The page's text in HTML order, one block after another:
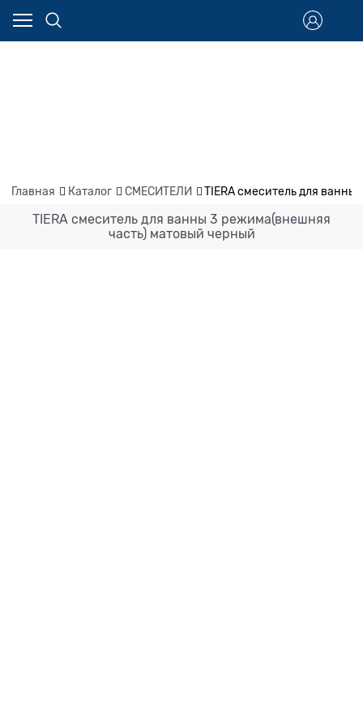
Главная Каталог СМЕСИТЕЛИ TIERA смеситель для
TIERA смеситель для ванны 3 режима(внешняя
часть) матовый черный